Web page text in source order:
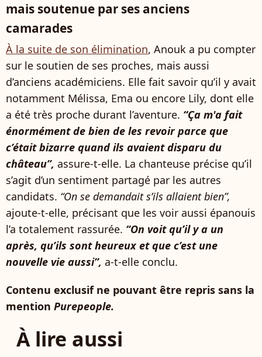
mais soutenue par ses anciens
camarades
À la suite de son élimination, Anouk a pu compter
sur le soutien de ses proches, mais aussi
d’anciens académiciens. Elle fait savoir qu’il y avait
notamment Mélissa, Ema ou encore Lily, dont elle
a été très proche durant l’aventure. “Ça m'a fait
énormément de bien de les revoir parce que
c’était bizarre quand ils avaient disparu du
château”, assure-t-elle. La chanteuse précise qu’il
s’agit d’un sentiment partagé par les autres
candidats. “On se demandait s’ils allaient bien”,
ajoute-t-elle, précisant que les voir aussi épanouis
l’a totalement rassurée. “On voit qu’il y a un
après, qu’ils sont heureux et que c’est une
nouvelle vie aussi”, a-t-elle conclu.
Contenu exclusif ne pouvant être repris sans la
mention Purepeople.
À lire aussi